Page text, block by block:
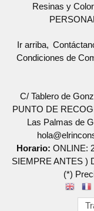
Resinas y
Ir arriba
Condiciones de
C/ Tablero de
PUNTO DE
Las Palmas de
Horario: ONLINE:
SIEMPRE ANTES )
(*)